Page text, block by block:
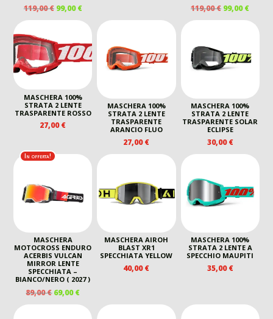
119,00€ IL
PREZZO
ORIGINALE
ERA:
119,00 €.
99,00€IL
PREZZO
ATTUALE
99,00 €.
119,00€ IL
PREZZO
ORIGINALE
119,00 €.
99,00€IL
MASCHERA 100%
STRATA 2 LENTE
TRASPARENTE ROSSO
27,00€
MASCHERA 100%
STRATA 2 LENTE
TRASPARENTE
ARANCIO FLUO
27,00€
MASCHERA 100%
STRATA 2 LENTE
TRASPARENTE SOLAR
ECLIPSE
30,00€
In offerta!
MASCHERA
MOTOCROSS ENDURO
ACERBIS VULCAN
MIRROR LENTE
SPECCHIATA –
BIANCO/NERO ( 2027 )
89,00€ IL
PREZZO
ORIGINALE
69,00€IL
ATTUALE
MASCHERA AIROH
BLAST XR1
SPECCHIATA YELLOW
40,00€
MASCHERA 100%
STRATA 2 LENTE A
SPECCHIO MAUPITI
35,00€